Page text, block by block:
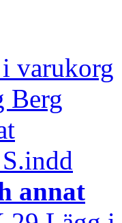
varukorg
annat